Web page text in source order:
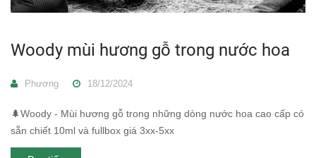
Woody mùi hương gỗ trong nước hoa
Phương 18/12/2024
🌲Woody - Mùi hương gỗ trong những dòng nước hoa cao cấp có
sẵn chiết 10ml và fullbox giá 3xx-5xx